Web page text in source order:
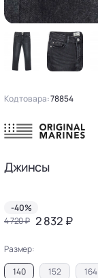
Код товара:78854
Джинсы
-40%
4 720 ₽ 2 832 ₽
Размер:
140
152 164